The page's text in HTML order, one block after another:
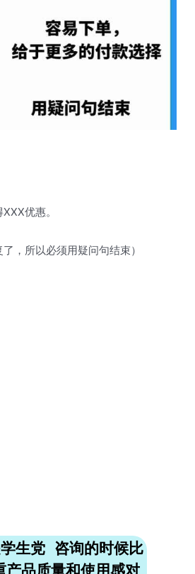
优惠。
，所以必须用疑问句结束）
生党 咨询的时候比
品质量和使用感对